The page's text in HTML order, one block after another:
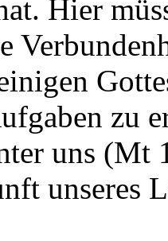
Hier
zu
uns (Mt
unseres